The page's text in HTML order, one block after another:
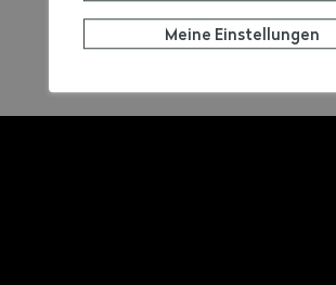
BAUMEISTER
Meine Einstellungen